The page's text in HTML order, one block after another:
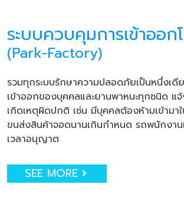
ระบบควบคุมการเข้าออก
(Park-Factory)
รวมทุกระบบรักษาความปลอดภัยเป็นหนึ่งเดี
เข้าออกของบุคคลและยานพาหนะทุกชนิด แ
เกิดเหตุผิดปกติ เช่น มีบุคคลต้องห้ามเข้ามา
ขนส่งสินค้าจอดนานเกินกำหนด รถพนักงา
เวลาอนุญาต
SEE MORE